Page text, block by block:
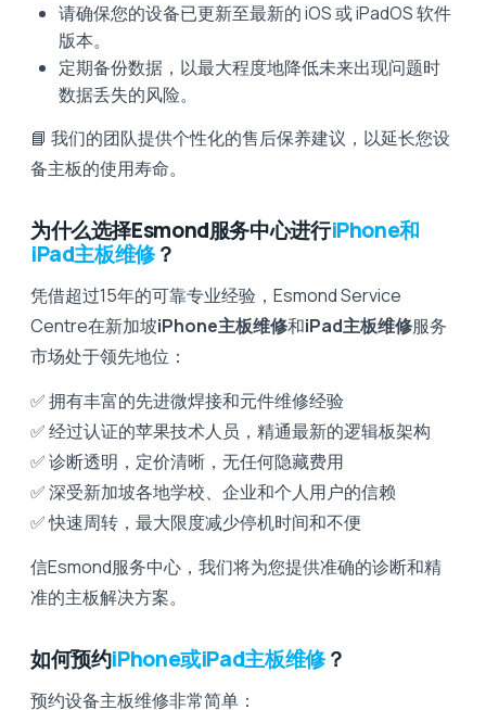
请确保您的设备已更新至最新的 iOS 或 iPadOS 软件
版本。
定期备份数据，以最大程度地降低未来出现问题时
数据丢失的风险。
📘 我们的团队提供个性化的售后保养建议，以延长您设
备主板的使用寿命。
为什么选择Esmond服务中心进行iPhone和
iPad主板维修？
凭借超过15年的可靠专业经验，Esmond Service
Centre在新加坡iPhone主板维修和iPad主板维修服务
市场处于领先地位：
✅ 拥有丰富的先进微焊接和元件维修经验
✅ 经过认证的苹果技术人员，精通最新的逻辑板架构
✅ 诊断透明，定价清晰，无任何隐藏费用
✅ 深受新加坡各地学校、企业和个人用户的信赖
✅ 快速周转，最大限度减少停机时间和不便
信Esmond服务中心，我们将为您提供准确的诊断和精
准的主板解决方案。
如何预约iPhone或iPad主板维修？
预约设备主板维修非常简单：